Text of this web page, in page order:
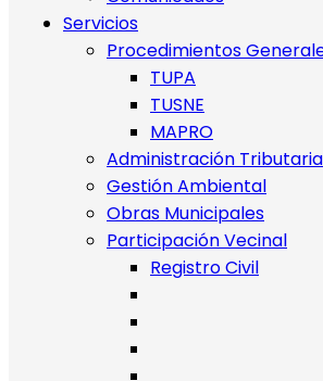
Servicios
Procedimientos
TUPA
TUSNE
MAPRO
Administración Tributaria
Gestión Ambiental
Obras Municipales
Participación Vecinal
Registro Civil